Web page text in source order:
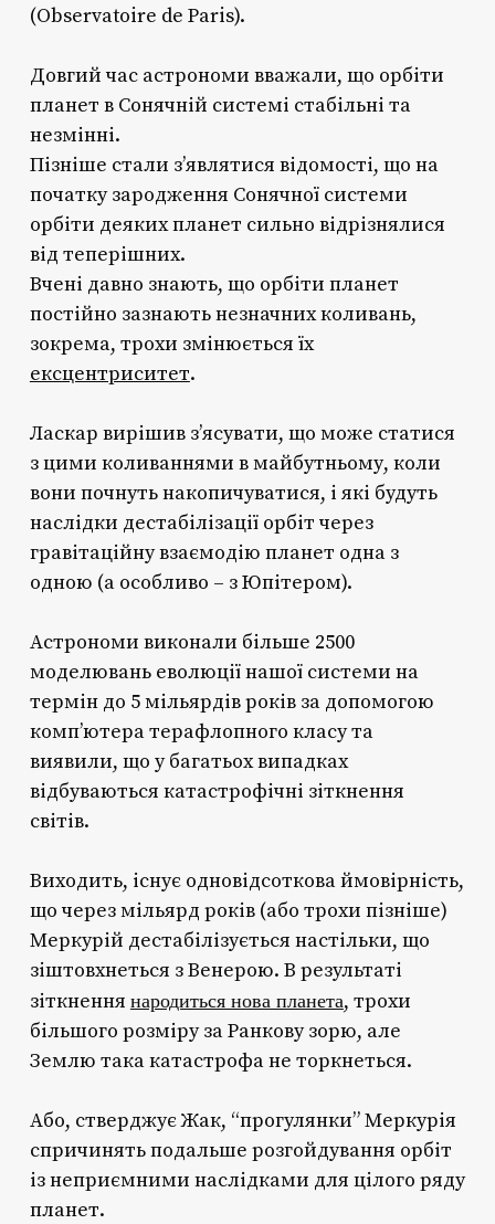
(Observatoire de Paris).
Довгий час астрономи вважали, що орбіти
планет в Сонячній системі стабільні та
незмінні.
Пізніше стали з’являтися відомості, що на
початку зародження Сонячної системи
орбіти деяких планет сильно відрізнялися
від теперішних.
Вчені давно знають, що орбіти планет
постійно зазнають незначних коливань,
зокрема, трохи змінюється їх
ексцентриситет.
Ласкар вирішив з’ясувати, що може статися
з цими коливаннями в майбутньому, коли
вони почнуть накопичуватися, і які будуть
наслідки дестабілізації орбіт через
гравітаційну взаємодію планет одна з
одною (а особливо – з Юпітером).
Астрономи виконали більше 2500
моделювань еволюції нашої системи на
термін до 5 мільярдів років за допомогою
комп’ютера терафлопного класу та
виявили, що у багатьох випадках
відбуваються катастрофічні зіткнення
світів.
Виходить, існує одновідсоткова ймовірність,
що через мільярд років (або трохи пізніше)
Меркурій дестабілізується настільки, що
зіштовхнеться з Венерою. В результаті
зіткнення народиться нова планета, трохи
більшого розміру за Ранкову зорю, але
Землю така катастрофа не торкнеться.
Або, стверджує Жак, “прогулянки” Меркурія
спричинять подальше розгойдування орбіт
із неприємними наслідками для цілого ряду
планет.